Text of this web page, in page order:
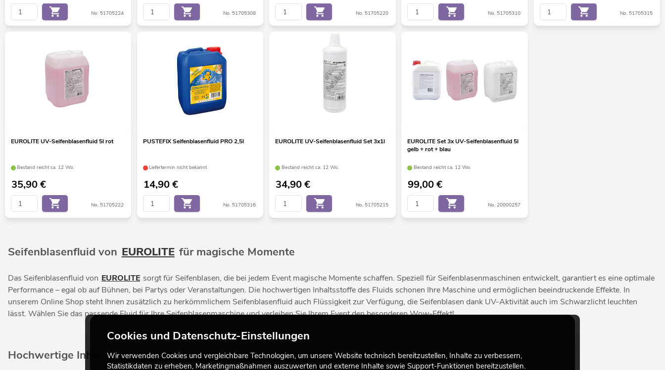
No. 51705224 No. 51705308 No. 51705220 No. 51705310 No. 51705315
EUROLITE UV-Seifenblasenfluid 5l rot
Bestand reicht ca. 12 Wo.
35,90€
No. 51705222
PUSTEFIX Seifenblasenfluid PRO 2,5l
Liefertermin nicht bekannt
14,90€
No. 51705316
EUROLITE UV-Seifenblasenfluid Set 3x1l
Bestand reicht ca. 12 Wo.
34,90€
No. 51705215
EUROLITE Set 3x UV-Seifenblasenfluid 5l
gelb + rot + blau
Bestand reicht ca. 12 Wo.
99,00€
No. 20000257
Seifenblasenfluid von EUROLITE für magische Momente
Das Seifenblasenfluid von EUROLITE sorgt für Seifenblasen, die bei jedem Event magische Momente schaffen. Speziell für Seifenblasenmaschinen entwickelt, garantiert es eine optimale
Performance – egal ob auf Bühnen, bei Partys oder Veranstaltungen. Die hochwertigen Inhaltsstoffe des Fluids schonen Ihre Maschine und ermöglichen beeindruckende Effekte. In
unserem Online Shop steht Ihnen zusätzlich zu herkömmlichem Seifenblasenfluid auch Flüssigkeit zur Verfügung, die Seifenblasen dank UV-Aktivität auch im Schwarzlicht leuchten
lässt. Wählen Sie das passende Fluid für Ihre Seifenblasenmaschine und verleihen Sie Ihrem Event den besonderen Wow-Effekt!
Hochwertige Inhaltsstoffe für professionelle Anwendungen
Cookies und Datenschutz-Einstellungen
Wir verwenden Cookies und vergleichbare Technologien, um unsere Website technisch bereitzustellen, Inhalte zu verbessern,
Statistikdaten zu erheben, Marketingmaßnahmen auszuwerten und externe Inhalte sowie Support-Funktionen bereitzustellen.